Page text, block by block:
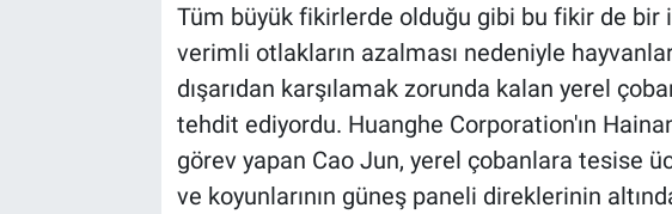
Tüm büyük fikirlerde olduğu gibi bu fikir de bir
verimli otlakların azalması nedeniyle
dışarıdan karşılamak zorunda kalan yerel
tehdit ediyordu. Huanghe Corporation'ın
görev yapan Cao Jun, yerel çobanlara tesise
ve koyunlarının güneş paneli direklerinin